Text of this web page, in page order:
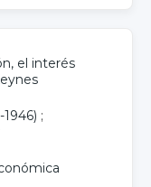
el interés
;